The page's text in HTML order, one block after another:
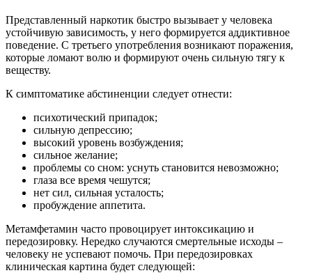
Представленный наркотик быстро вызывает у человека
устойчивую зависимость, у него формируется аддиктивное
поведение. С третьего употребления возникают поражения,
которые ломают волю и формируют очень сильную тягу к
веществу.
К симптоматике абстиненции следует отнести:
психотический припадок;
сильную депрессию;
высокий уровень возбуждения;
сильное желание;
проблемы со сном: уснуть становится невозможно;
глаза все время чешутся;
нет сил, сильная усталость;
пробуждение аппетита.
Метамфетамин часто провоцирует интоксикацию и
передозировку. Нередко случаются смертельные исходы –
человеку не успевают помочь. При передозировках
клиническая картина будет следующей: